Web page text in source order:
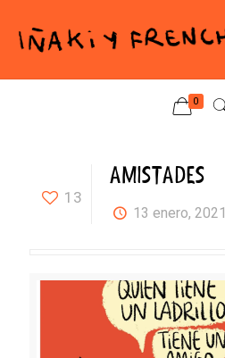
0
13
AMISTADES
13 enero, 2021